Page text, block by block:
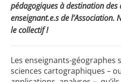
Concours de
Conférences,
Critique
pédagogiques à destination des
enseignant.e.s de l’Association.
le collectif !
Les enseignants-géographes
sciences cartographiques –